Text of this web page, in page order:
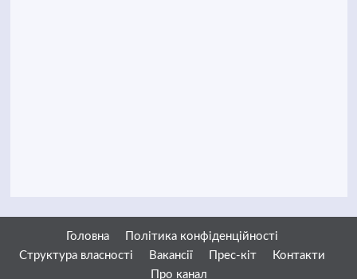
Головна
Політика конфіденційності
Структура власності
Вакансії Прес-кіт
Контакти
Про канал